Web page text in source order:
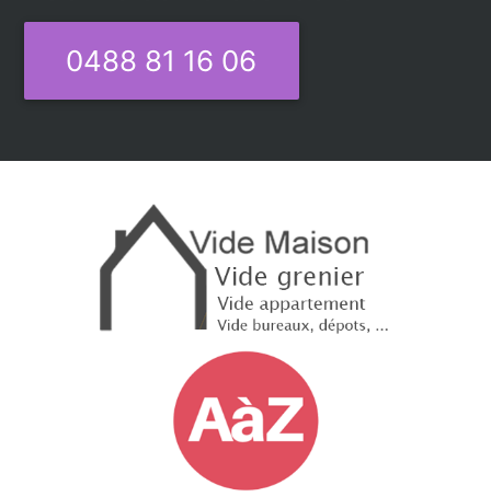
0488 81 16 06